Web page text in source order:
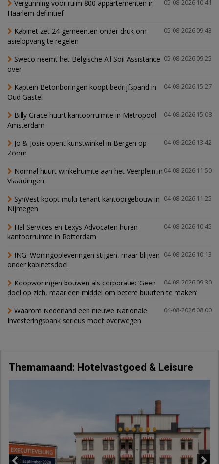
05-08-2026 10:41
Vergunning voor ruim 800 appartementen in
Haarlem definitief
05-08-2026 09:43
Kabinet zet 24 gemeenten onder druk om
asielopvang te regelen
05-08-2026 09:25
Sweco neemt het Belgische All Soil Assistance
over
04-08-2026 15:27
Kaptein Betonboringen koopt bedrijfspand in
Oud Gastel
04-08-2026 15:08
Billy Grace huurt kantoorruimte in Metropool
Amsterdam
04-08-2026 13:42
Jo & Josie opent kunstwinkel in Bergen op
Zoom
04-08-2026 11:50
Normal huurt winkelruimte aan het Veerplein in
Vlaardingen
04-08-2026 11:25
SynVest koopt multi-tenant kantoorgebouw in
Nijmegen
04-08-2026 10:45
Hal Services en Lexys Advocaten huren
kantoorruimte in Rotterdam
04-08-2026 10:13
ING: Woningopleveringen stijgen, maar blijven
onder kabinetsdoel
04-08-2026 09:30
Koopwoningen bouwen als corporatie: ‘Geen
doel op zich, maar een middel om betere buurten te maken’
04-08-2026 08:00
Waarom Nederland een nieuwe Nationale
Investeringsbank serieus moet overwegen
Themamaand: Hotelvastgoed & Leisure